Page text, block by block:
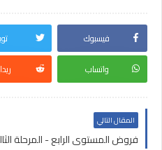
فيسبوك
واتساب
المقال التالي
فروض المستوى الرابع - المرحلة الثالثة 2020-